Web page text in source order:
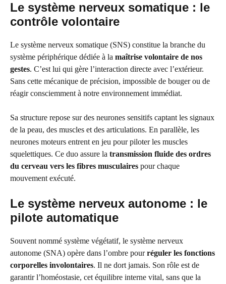
Le système nerveux somatique : le
contrôle volontaire
Le système nerveux somatique (SNS) constitue la branche du
système périphérique dédiée à la maîtrise volontaire de nos
gestes. C’est lui qui gère l’interaction directe avec l’extérieur.
Sans cette mécanique de précision, impossible de bouger ou de
réagir consciemment à notre environnement immédiat.
Sa structure repose sur des neurones sensitifs captant les signaux
de la peau, des muscles et des articulations. En parallèle, les
neurones moteurs entrent en jeu pour piloter les muscles
squelettiques. Ce duo assure la transmission fluide des ordres
du cerveau vers les fibres musculaires pour chaque
mouvement exécuté.
Le système nerveux autonome : le
pilote automatique
Souvent nommé système végétatif, le système nerveux
autonome (SNA) opère dans l’ombre pourréguler les fonctions
corporelles involontaires. Il ne dort jamais. Son rôle est de
garantir l’homéostasie, cet équilibre interne vital, sans que la